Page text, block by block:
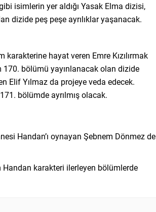
isimlerin yer aldığı Yasak Elma dizisi,
dizide peş peşe ayrılıklar yaşanacak.
karakterine hayat veren Emre Kızılırmak
170. bölümü yayınlanacak olan dizide
Elif Yılmaz da projeye veda edecek.
bölümde ayrılmış olacak.
Handan’ı oynayan Şebnem Dönmez de
Handan karakteri ilerleyen bölümlerde